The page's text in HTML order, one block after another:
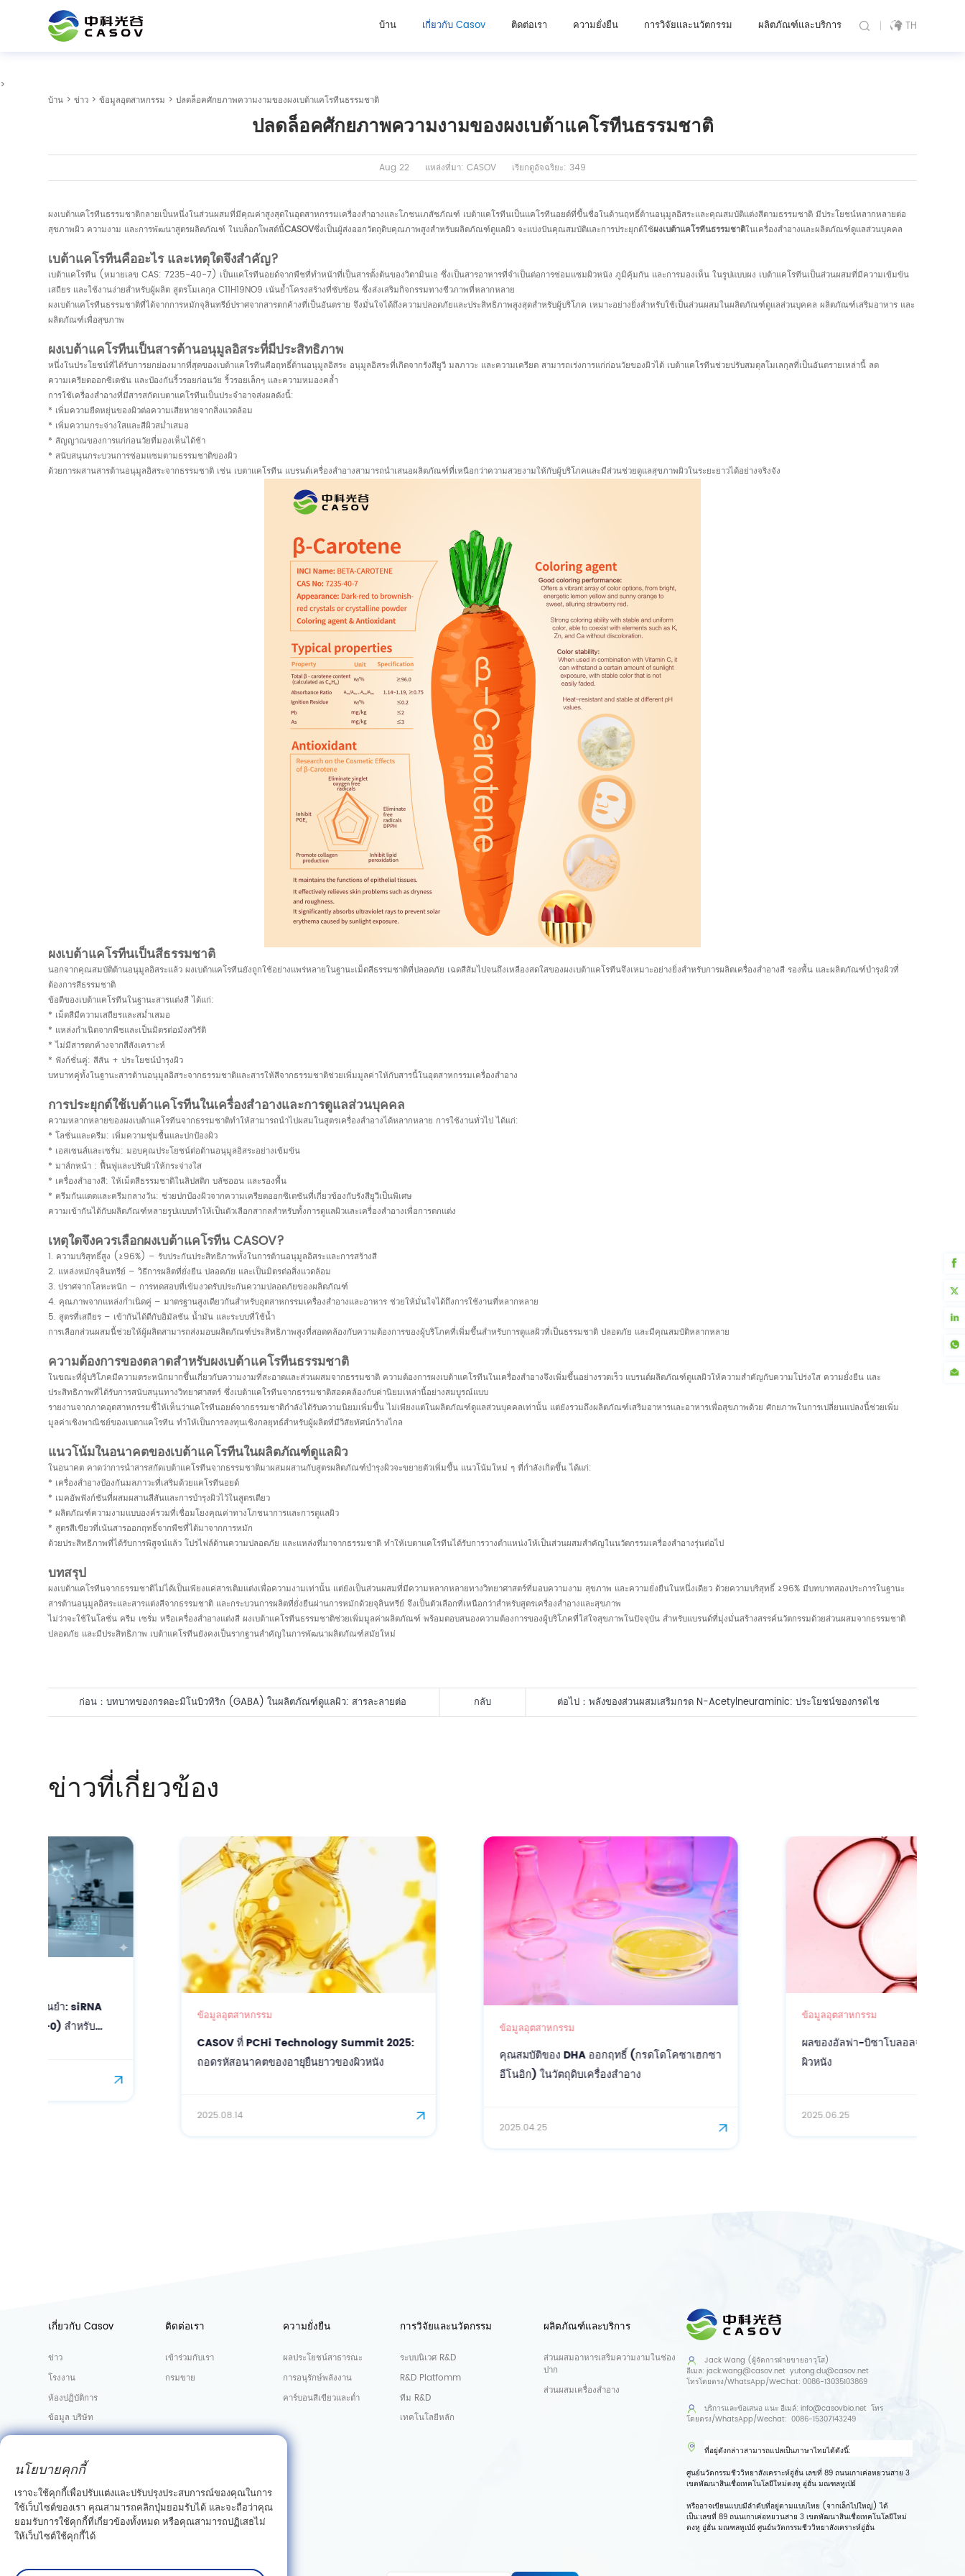
บ้าน เกี่ยวกับ Casov ติดต่อเรา ความยั่งยืน การวิจัยและนวัตกรรม ผลิตภัณฑ์และบริการ TH
>
บ้าน >ข่าว >ข้อมูลอุตสาหกรรม > ปลดล็อคศักยภาพความงามของผงเบต้าแคโรทีนธรรมชาติ
ปลดล็อคศักยภาพความงามของผงเบต้าแคโรทีนธรรมชาติ
Aug 22 แหล่งที่มา: CASOV เรียกดูอัจฉริยะ: 349
ผงเบต้าแคโรทีนธรรมชาติกลายเป็นหนึ่งในส่วนผสมที่มีคุณค่าสูงสุดในอุตสาหกรรมเครื่องสำอางและโภชนเภสัชภัณฑ์ เบต้าแคโรทีนเป็นแคโรทีนอยด์ที่ขึ้นชื่อในด้านฤทธิ์ต้านอนุมูลอิสระและคุณสมบัติแต่งสีตามธรรมชาติ มีประโยชน์หลากหลายต่อ
สุขภาพผิว ความงาม และการพัฒนาสูตรผลิตภัณฑ์ ในบล็อกโพสต์นี้CASOVซึ่งเป็นผู้ส่งออกวัตถุดิบคุณภาพสูงสำหรับผลิตภัณฑ์ดูแลผิว จะแบ่งปันคุณสมบัติและการประยุกต์ใช้ผงเบต้าแคโรทีนธรรมชาติในเครื่องสำอางและผลิตภัณฑ์ดูแลส่วนบุคคล
เบต้าแคโรทีนคืออะไร และเหตุใดจึงสำคัญ?
เบต้าแคโรทีน (หมายเลข CAS: 7235-40-7) เป็นแคโรทีนอยด์จากพืชที่ทำหน้าที่เป็นสารตั้งต้นของวิตามินเอ ซึ่งเป็นสารอาหารที่จำเป็นต่อการซ่อมแซมผิวหนัง ภูมิคุ้มกัน และการมองเห็น ในรูปแบบผง เบต้าแคโรทีนเป็นส่วนผสมที่มีความเข้มข้น
เสถียร และใช้งานง่ายสำหรับผู้ผลิต สูตรโมเลกุล C11H19NO9 เน้นย้ำโครงสร้างที่ซับซ้อน ซึ่งส่งเสริมกิจกรรมทางชีวภาพที่หลากหลาย
ผงเบต้าแคโรทีนธรรมชาติที่ได้จากการหมักจุลินทรีย์ปราศจากสารตกค้างที่เป็นอันตราย จึงมั่นใจได้ถึงความปลอดภัยและประสิทธิภาพสูงสุดสำหรับผู้บริโภค เหมาะอย่างยิ่งสำหรับใช้เป็นส่วนผสมในผลิตภัณฑ์ดูแลส่วนบุคคล ผลิตภัณฑ์เสริมอาหาร และ
ผลิตภัณฑ์เพื่อสุขภาพ
ผงเบต้าแคโรทีนเป็นสารต้านอนุมูลอิสระที่มีประสิทธิภาพ
หนึ่งในประโยชน์ที่ได้รับการยกย่องมากที่สุดของเบต้าแคโรทีนคือฤทธิ์ต้านอนุมูลอิสระ อนุมูลอิสระที่เกิดจากรังสียูวี มลภาวะ และความเครียด สามารถเร่งการแก่ก่อนวัยของผิวได้ เบต้าแคโรทีนช่วยปรับสมดุลโมเลกุลที่เป็นอันตรายเหล่านี้ ลด
ความเครียดออกซิเดชัน และป้องกันริ้วรอยก่อนวัย ริ้วรอยเล็กๆ และความหมองคล้ำ
การใช้เครื่องสำอางที่มีสารสกัดเบตาแคโรทีนเป็นประจำอาจส่งผลดังนี้:
* เพิ่มความยืดหยุ่นของผิวต่อความเสียหายจากสิ่งแวดล้อม
* เพิ่มความกระจ่างใสและสีผิวสม่ำเสมอ
* สัญญาณของการแก่ก่อนวัยที่มองเห็นได้ช้า
* สนับสนุนกระบวนการซ่อมแซมตามธรรมชาติของผิว
ด้วยการผสานสารต้านอนุมูลอิสระจากธรรมชาติ เช่น เบตาแคโรทีน แบรนด์เครื่องสำอางสามารถนำเสนอผลิตภัณฑ์ที่เหนือกว่าความสวยงามให้กับผู้บริโภคและมีส่วนช่วยดูแลสุขภาพผิวในระยะยาวได้อย่างจริงจัง
ผงเบต้าแคโรทีนเป็นสีธรรมชาติ
นอกจากคุณสมบัติต้านอนุมูลอิสระแล้ว ผงเบต้าแคโรทีนยังถูกใช้อย่างแพร่หลายในฐานะเม็ดสีธรรมชาติที่ปลอดภัย เฉดสีส้มไปจนถึงเหลืองสดใสของผงเบต้าแคโรทีนจึงเหมาะอย่างยิ่งสำหรับการผลิตเครื่องสำอางสี รองพื้น และผลิตภัณฑ์บำรุงผิวที่
ต้องการสีธรรมชาติ
ข้อดีของเบต้าแคโรทีนในฐานะสารแต่งสี ได้แก่:
* เม็ดสีมีความเสถียรและสม่ำเสมอ
* แหล่งกำเนิดจากพืชและเป็นมิตรต่อมังสวิรัติ
* ไม่มีสารตกค้างจากสีสังเคราะห์
* ฟังก์ชั่นคู่: สีสัน + ประโยชน์บำรุงผิว
บทบาทคู่ทั้งในฐานะสารต้านอนุมูลอิสระจากธรรมชาติและสารให้สีจากธรรมชาติช่วยเพิ่มมูลค่าให้กับสารนี้ในอุตสาหกรรมเครื่องสำอาง
การประยุกต์ใช้เบต้าแคโรทีนในเครื่องสำอางและการดูแลส่วนบุคคล
ความหลากหลายของผงเบต้าแคโรทีนจากธรรมชาติทำให้สามารถนำไปผสมในสูตรเครื่องสำอางได้หลากหลาย การใช้งานทั่วไป ได้แก่:
* โลชั่นและครีม: เพิ่มความชุ่มชื้นและปกป้องผิว
* เอสเซนส์และเซรั่ม: มอบคุณประโยชน์ต่อต้านอนุมูลอิสระอย่างเข้มข้น
* มาส์กหน้า : ฟื้นฟูและปรับผิวให้กระจ่างใส
* เครื่องสำอางสี: ให้เม็ดสีธรรมชาติในลิปสติก บลัชออน และรองพื้น
* ครีมกันแดดและครีมกลางวัน: ช่วยปกป้องผิวจากความเครียดออกซิเดชันที่เกี่ยวข้องกับรังสียูวีเป็นพิเศษ
ความเข้ากันได้กับผลิตภัณฑ์หลายรูปแบบทำให้เป็นตัวเลือกสากลสำหรับทั้งการดูแลผิวและเครื่องสำอางเพื่อการตกแต่ง
เหตุใดจึงควรเลือกผงเบต้าแคโรทีน CASOV?
1. ความบริสุทธิ์สูง (≥96%) – รับประกันประสิทธิภาพทั้งในการต้านอนุมูลอิสระและการสร้างสี
2. แหล่งหมักจุลินทรีย์ – วิธีการผลิตที่ยั่งยืน ปลอดภัย และเป็นมิตรต่อสิ่งแวดล้อม
3. ปราศจากโลหะหนัก – การทดสอบที่เข้มงวดรับประกันความปลอดภัยของผลิตภัณฑ์
4. คุณภาพจากแหล่งกำเนิดคู่ – มาตรฐานสูงเดียวกันสำหรับอุตสาหกรรมเครื่องสำอางและอาหาร ช่วยให้มั่นใจได้ถึงการใช้งานที่หลากหลาย
5. สูตรที่เสถียร – เข้ากันได้ดีกับอิมัลชัน น้ำมัน และระบบที่ใช้น้ำ
การเลือกส่วนผสมนี้ช่วยให้ผู้ผลิตสามารถส่งมอบผลิตภัณฑ์ประสิทธิภาพสูงที่สอดคล้องกับความต้องการของผู้บริโภคที่เพิ่มขึ้นสำหรับการดูแลผิวที่เป็นธรรมชาติ ปลอดภัย และมีคุณสมบัติหลากหลาย
ความต้องการของตลาดสำหรับผงเบต้าแคโรทีนธรรมชาติ
ในขณะที่ผู้บริโภคมีความตระหนักมากขึ้นเกี่ยวกับความงามที่สะอาดและส่วนผสมจากธรรมชาติ ความต้องการผงเบต้าแคโรทีนในเครื่องสำอางจึงเพิ่มขึ้นอย่างรวดเร็ว แบรนด์ผลิตภัณฑ์ดูแลผิวให้ความสำคัญกับความโปร่งใส ความยั่งยืน และ
ประสิทธิภาพที่ได้รับการสนับสนุนทางวิทยาศาสตร์ ซึ่งเบต้าแคโรทีนจากธรรมชาติสอดคล้องกับค่านิยมเหล่านี้อย่างสมบูรณ์แบบ
รายงานจากภาคอุตสาหกรรมชี้ให้เห็นว่าแคโรทีนอยด์จากธรรมชาติกำลังได้รับความนิยมเพิ่มขึ้น ไม่เพียงแต่ในผลิตภัณฑ์ดูแลส่วนบุคคลเท่านั้น แต่ยังรวมถึงผลิตภัณฑ์เสริมอาหารและอาหารเพื่อสุขภาพด้วย ศักยภาพในการเปลี่ยนแปลงนี้ช่วยเพิ่ม
มูลค่าเชิงพาณิชย์ของเบตาแคโรทีน ทำให้เป็นการลงทุนเชิงกลยุทธ์สำหรับผู้ผลิตที่มีวิสัยทัศน์กว้างไกล
แนวโน้มในอนาคตของเบต้าแคโรทีนในผลิตภัณฑ์ดูแลผิว
ในอนาคต คาดว่าการนำสารสกัดเบต้าแคโรทีนจากธรรมชาติมาผสมผสานกับสูตรผลิตภัณฑ์บำรุงผิวจะขยายตัวเพิ่มขึ้น แนวโน้มใหม่ ๆ ที่กำลังเกิดขึ้น ได้แก่:
* เครื่องสำอางป้องกันมลภาวะที่เสริมด้วยแคโรทีนอยด์
* เมคอัพฟังก์ชันที่ผสมผสานสีสันและการบำรุงผิวไว้ในสูตรเดียว
* ผลิตภัณฑ์ความงามแบบองค์รวมที่เชื่อมโยงคุณค่าทางโภชนาการและการดูแลผิว
* สูตรสีเขียวที่เน้นสารออกฤทธิ์จากพืชที่ได้มาจากการหมัก
ด้วยประสิทธิภาพที่ได้รับการพิสูจน์แล้ว โปรไฟล์ด้านความปลอดภัย และแหล่งที่มาจากธรรมชาติ ทำให้เบตาแคโรทีนได้รับการวางตำแหน่งให้เป็นส่วนผสมสำคัญในนวัตกรรมเครื่องสำอางรุ่นต่อไป
บทสรุป
ผงเบต้าแคโรทีนจากธรรมชาติไม่ได้เป็นเพียงแค่สารเติมแต่งเพื่อความงามเท่านั้น แต่ยังเป็นส่วนผสมที่มีความหลากหลายทางวิทยาศาสตร์ที่มอบความงาม สุขภาพ และความยั่งยืนในหนึ่งเดียว ด้วยความบริสุทธิ์ ≥96% มีบทบาทสองประการในฐานะ
สารต้านอนุมูลอิสระและสารแต่งสีจากธรรมชาติ และกระบวนการผลิตที่ยั่งยืนผ่านการหมักด้วยจุลินทรีย์ จึงเป็นตัวเลือกที่เหนือกว่าสำหรับสูตรเครื่องสำอางและสุขภาพ
ไม่ว่าจะใช้ในโลชั่น ครีม เซรั่ม หรือเครื่องสำอางแต่งสี ผงเบต้าแคโรทีนธรรมชาติช่วยเพิ่มมูลค่าผลิตภัณฑ์ พร้อมตอบสนองความต้องการของผู้บริโภคที่ใส่ใจสุขภาพในปัจจุบัน สำหรับแบรนด์ที่มุ่งมั่นสร้างสรรค์นวัตกรรมด้วยส่วนผสมจากธรรมชาติ
ปลอดภัย และมีประสิทธิภาพ เบต้าแคโรทีนยังคงเป็นรากฐานสำคัญในการพัฒนาผลิตภัณฑ์สมัยใหม่
ก่อน：บทบาทของกรดอะมิโนบิวทิริก (GABA) ในผลิตภัณฑ์ดูแลผิว: สารละลายต่อ
ต่อไป： พลังของส่วนผสมเสริมกรด N-Acetylneuraminic: ประโยชน์ของกรดไซ
กลับ
ข่าวที่เกี่ยวข้อง
CASOV ที่ PCHi Technology Summit 2025:
ถอดรหัสอนาคตของอายุยืนยาวของผิวหนัง
คุณสมบัติของ DHA ออกฤทธิ์ (กรดโดโคซาเฮกซา
อีโนอิก) ในวัตถุดิบเครื่องสำอาง
ผลของอัลฟา-บิซาโบลอลจากการหมักจุลินทรีย์ต่อ
ผิวหนัง
เกี่ยวกับ Casov
ข่าว
โรงงาน
ห้องปฏิบัติการ
ข้อมูล บริษัท
ติดต่อเรา
เข้าร่วมกับเรา
กรมขาย
ความยั่งยืน
ผลประโยชน์สาธารณะ
การอนุรักษ์พลังงาน
คาร์บอนสีเขียวและต่ำ
การวิจัยและนวัตกรรม
ระบบนิเวศ R&D
R&D Platfomm
ทีม R&D
เทคโนโลยีหลัก
ผลิตภัณฑ์และบริการ
ส่วนผสมอาหารเสริมความงามในช่อง
ปาก
ส่วนผสมเครื่องสำอาง
Jack Wang (ผู้จัดการฝ่ายขายอาวุโส)
อีเมล:jack.wang@casov.net yutong.du@casov.net
โทรโดยตรง/WhatsApp/WeChat:0086-13035103869
บริการและข้อเสนอ แนะ อีเมล์:info@casovbio.net โทร
โดยตรง/WhatsApp/Wechat:0086-15307143249
ที่อยู่ดังกล่าวสามารถแปลเป็นภาษาไทยได้ดังนี้:
ศูนย์นวัตกรรมชีววิทยาสังเคราะห์อู่ฮั่น เลขที่ 89 ถนนเกาเค่อหยวนสาย 3
เขตพัฒนาสินเชื่อเทคโนโลยีใหม่ตงหู อู่ฮั่น มณฑลหูเป่ย์
หรืออาจเขียนแบบมีลำดับที่อยู่ตามแบบไทย (จากเล็กไปใหญ่) ได้
เป็น:เลขที่ 89 ถนนเกาเค่อหยวนสาย 3 เขตพัฒนาสินเชื่อเทคโนโลยีใหม่
ตงหู อู่ฮั่น มณฑลหูเป่ย์ ศูนย์นวัตกรรมชีววิทยาสังเคราะห์อู่ฮั่น
นโยบายคุกกี้
เราจะใช้คุกกี้เพื่อปรับแต่งและปรับปรุงประสบการณ์ของคุณในการ
ใช้เว็บไซต์ของเรา คุณสามารถคลิกปุ่มยอมรับได้ และจะถือว่าคุณ
ยอมรับการใช้คุกกี้ที่เกี่ยวข้องทั้งหมด หรือคุณสามารถปฏิเสธไม่
ให้เว็บไซต์ใช้คุกกี้ได้